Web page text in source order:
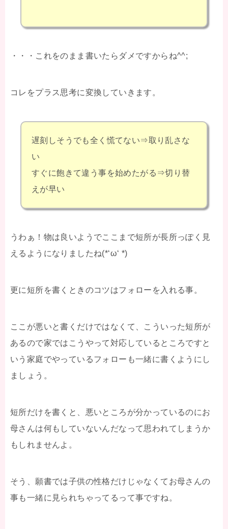
・・・これをのまま書いたらダメですからね^^;
コレをプラス思考に変換していきます。
遅刻しそうでも全く慌てない⇒取り乱さな
い
すぐに飽きて違う事を始めたがる⇒切り替
えが早い
うわぁ！物は良いようでここまで短所が長所っぽく見
えるようになりましたね(*‘ω‘ *)
更に短所を書くときのコツはフォローを入れる事。
ここが悪いと書くだけではなくて、こういった短所が
あるので家ではこうやって対応しているところですと
いう家庭でやっているフォローも一緒に書くようにし
ましょう。
短所だけを書くと、悪いところが分かっているのにお
母さんは何もしていないんだなって思われてしまうか
もしれませんよ。
そう、願書では子供の性格だけじゃなくてお母さんの
事も一緒に見られちゃってるって事ですね。